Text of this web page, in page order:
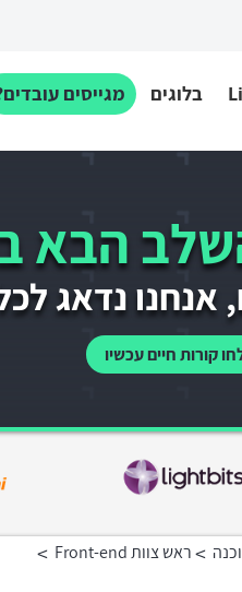
בלוגים מגייסים
הבא
אנחנו נדאג
קורות חיים עכשיו
>ראש צוות Front-end >